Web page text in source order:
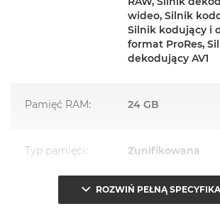
ozdobą, gdziekolwiek się pojawi.
TURBODOPALANY CZIPEM M4
zrobisz więcej szybciej. Bawisz się czy
wideo, Silnik
Silnik kodujący i
format ProRes,
dekodujący AV1
Pamięć RAM: 24 GB
Typ pamięci: Zunifikowana
Przepustowość
120 GB/s
ROZWIŃ PEŁNĄ